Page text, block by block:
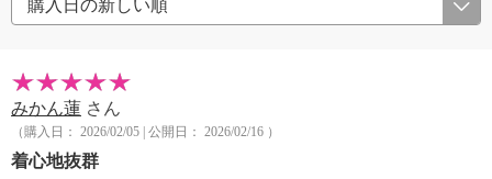
みかん蓮 さん
（購入日： 2026/02/05 | 公開日： 2026/02/16 ）
着心地抜群